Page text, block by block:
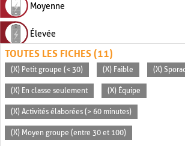
Moyenne
Élevée
TOUTES LES FICHES (11)
(X) Petit groupe (< 30) (X) Faible (X)
(X) En classe seulement (X) Équipe
(X) Activités élaborées (> 60 minutes)
(X) Moyen groupe (entre 30 et 100)